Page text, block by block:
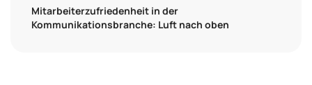
Mitarbeiterzufriedenheit in der
Kommunikationsbranche: Luft nach oben